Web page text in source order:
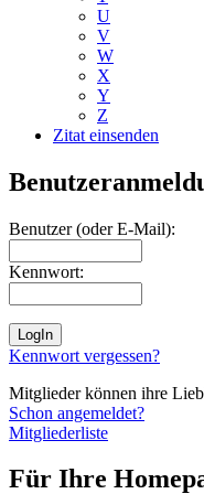
U
V
W
X
Y
Z
Zitat einsenden
Benutzer (oder E-Mail):
Kennwort:
Kennwort vergessen?
Mitglieder können ihre
Schon angemeldet?
Mitgliederliste
Für Ihre